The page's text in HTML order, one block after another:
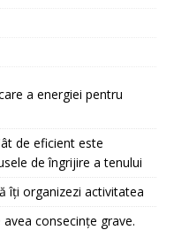
a energiei pentru
de eficient este
de îngrijire a tenului
îți organizezi activitatea
consecințe grave.